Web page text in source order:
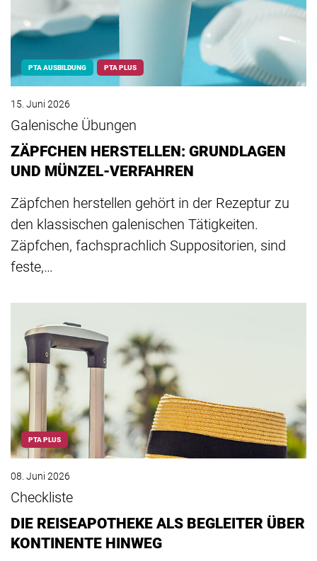
PTA AUSBILDUNG PTA PLUS
15. Juni 2026
Galenische Übungen
ZÄPFCHEN HERSTELLEN: GRUNDLAGEN
UND MÜNZEL-VERFAHREN
Zäpfchen herstellen gehört in der Rezeptur zu
den klassischen galenischen Tätigkeiten.
Zäpfchen, fachsprachlich Suppositorien, sind
feste,…
PTA PLUS
08. Juni 2026
Checkliste
DIE REISEAPOTHEKE ALS BEGLEITER ÜBER
KONTINENTE HINWEG